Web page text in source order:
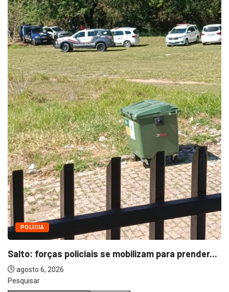
Queda dos empregos formais em Itu reflete...
agosto 6, 2026
Pesquisar